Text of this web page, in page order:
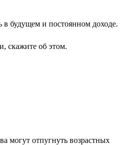
в будущем и постоянном доходе.
скажите об этом.
могут отпугнуть возрастных